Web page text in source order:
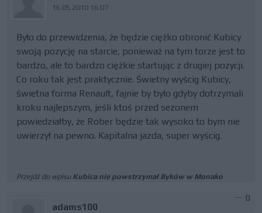
16.05.2010 16:07
Było do przewidzenia, że będzie ciężko obronić Kubicy
swoją pozycję na starcie, ponieważ na tym torze jest to
bardzo, ale to bardzo ciężkie startując z drugiej pozycji.
Co roku tak jest praktycznie. Świetny wyścig Kubicy,
świetna forma Renault, fajnie by było gdyby dotrzymali
kroku najlepszym, jeśli ktoś przed sezonem
powiedziałby, że Rober będzie tak wysoko to bym nie
uwierzył na pewno. Kapitalna jazda, super wyścig.
Przejdź do wpisu Kubica nie powstrzymał Byków w Monako
adams100
0